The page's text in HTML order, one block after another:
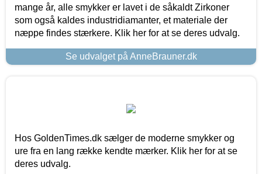
mange år, alle smykker er lavet i de såkaldt Zirkoner
som også kaldes industridiamanter, et materiale der
næppe findes stærkere. Klik her for at se deres udvalg.
Se udvalget på AnneBrauner.dk
Hos GoldenTimes.dk sælger de moderne smykker og
ure fra en lang række kendte mærker. Klik her for at se
deres udvalg.